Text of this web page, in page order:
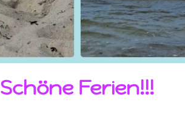
Schöne Ferien!!!